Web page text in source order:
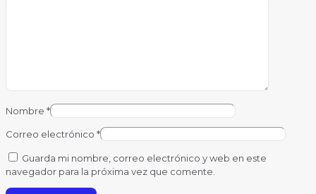
Nombre *
Correo electrónico *
Guarda mi nombre, correo electrónico y web en este
navegador para la próxima vez que comente.